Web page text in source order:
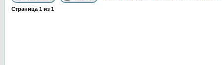
Страница 1 из 1